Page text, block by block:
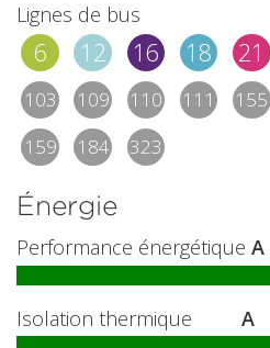
Lignes de bus
6 12 16 18 21
103 109 110 111 155
159
184 323
Énergie
Performance énergétique A
Isolation thermique A